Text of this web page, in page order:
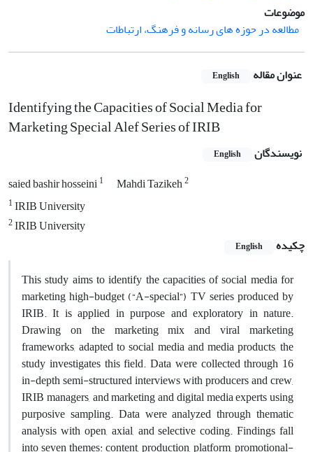
موضوعات
مطالعه در حوزه های رسانه و فرهنگ، ارتباطات
عنوان مقاله English
Identifying the Capacities of Social Media for
Marketing Special Alef Series of IRIB
نویسندگان English
saied bashir hosseini1 Mahdi Tazikeh2
1IRIB University
2IRIB University
چکیده
English
This study aims to identify the capacities of social media for
marketing high-budget (“A-special”) TV series produced by
IRIB. It is applied in purpose and exploratory in nature.
Drawing on the marketing mix and viral marketing
frameworks, adapted to social media and media products, the
study investigates this field. Data were collected through 16
in-depth semi-structured interviews with producers and crew,
IRIB managers, and marketing and digital media experts using
purposive sampling. Data were analyzed through thematic
analysis with open, axial, and selective coding. Findings fall
into seven themes: content, production, platform, promotional-